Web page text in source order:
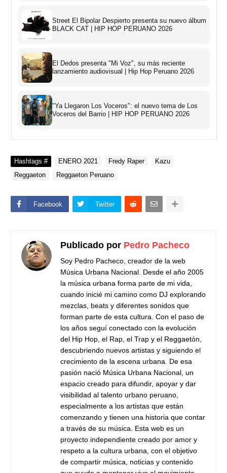
Street El Bipolar Despierto presenta su nuevo álbum
BLACK CAT | HIP HOP PERUANO 2026
El Dedos presenta "Mi Voz", su más reciente
lanzamiento audiovisual | Hip Hop Peruano 2026
"Ya Llegaron Los Voceros": el nuevo tema de Los
Voceros del Barrio | HIP HOP PERUANO 2026
Hashtags # ENERO 2021 Fredy Raper
Kazu
Reggaeton
Reggaeton Peruano
Facebook Twitter
Publicado por Pedro Pacheco
Soy Pedro Pacheco, creador de la web
Música Urbana Nacional. Desde el año 2005
la música urbana forma parte de mi vida,
cuando inicié mi camino como DJ explorando
mezclas, beats y diferentes sonidos que
forman parte de esta cultura. Con el paso de
los años seguí conectado con la evolución
del Hip Hop, el Rap, el Trap y el Reggaetón,
descubriendo nuevos artistas y siguiendo el
crecimiento de la escena urbana. De esa
pasión nació Música Urbana Nacional, un
espacio creado para difundir, apoyar y dar
visibilidad al talento urbano peruano,
especialmente a los artistas que están
comenzando y tienen una historia que contar
a través de su música. Esta web es un
proyecto independiente creado por amor y
respeto a la cultura urbana, con el objetivo
de compartir música, noticias y contenido